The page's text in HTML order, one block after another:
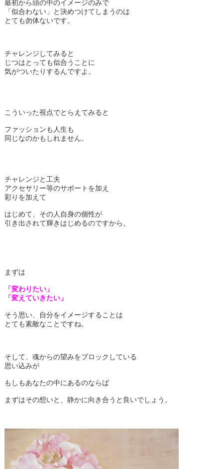
最初から頭の中のイメージのみで
「似合わない」と決めつけてしまうのは
とても勿体ないです。
チャレンジしてみると
じつはとっても似合うことに
気がついたりするんですよ。
こういった視点でとらえてみると
ファッションも人生も
同じなのかもしれません。
チャレンジと工夫
アクセサリー等のサポートを加え
彩りを加えて
はじめて、その人自身の個性が
引き出されて輝きはじめるのですから。
まずは
「変わりたい」
「変えていきたい」
そう思い、自分をイメージすることは
とても素敵なことですね。
そして、魂からの望みをブロックしている
思い込みが
もしもあなたの中にあるのならば
まずはその想いと、静かに向き合うと良いでしょう。